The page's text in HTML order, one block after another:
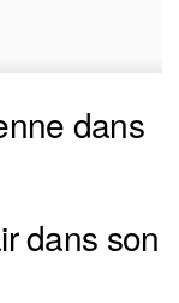
dans
dans son